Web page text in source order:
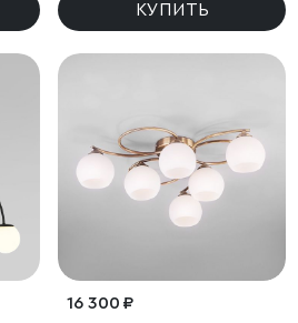
КУПИТЬ
16 300 ₽